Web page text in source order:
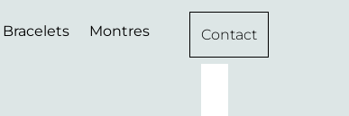
Bracelets Montres Contact